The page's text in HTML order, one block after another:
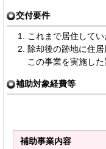
交付要件
これまで居住してい
除却後の跡地に住
この事業を実施し
補助対象経費等
補助事業内容